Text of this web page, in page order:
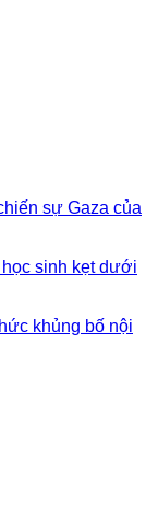
sự Gaza của
sinh kẹt dưới
khủng bố nội